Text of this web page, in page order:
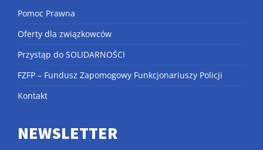
Pomoc Prawna
Oferty dla związkowców
Przystąp do SOLIDARNOŚCI
FZFP – Fundusz Zapomogowy Funkcjonariuszy Policji
Kontakt
NEWSLETTER